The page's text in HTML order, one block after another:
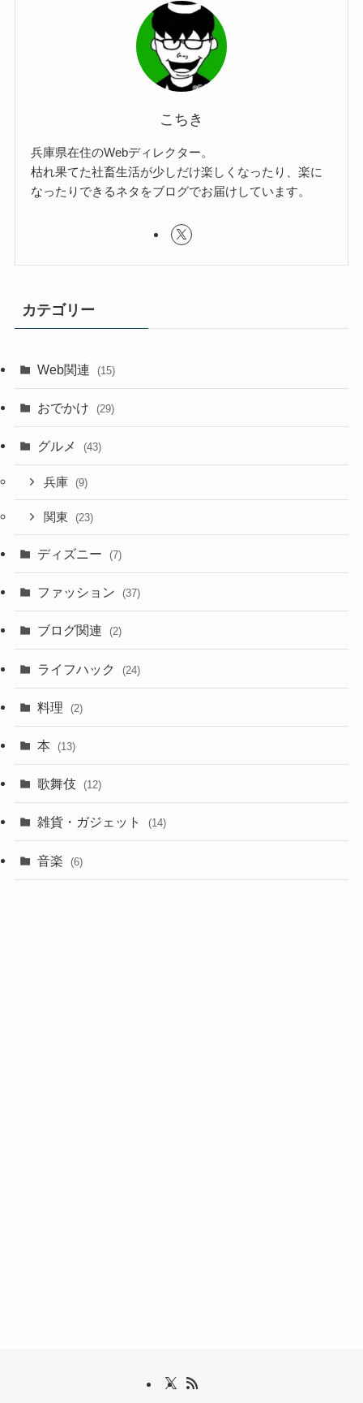
こちき
兵庫県在住のWebディレクター。
枯れ果てた社畜生活が少しだけ楽しくなったり、楽に
なったりできるネタをブログでお届けしています。
カテゴリー
Web関連 (15)
おでかけ (29)
グルメ (43)
兵庫 (9)
関東 (23)
ディズニー (7)
ファッション (37)
ブログ関連 (2)
ライフハック (24)
料理 (2)
本 (13)
歌舞伎 (12)
雑貨・ガジェット (14)
音楽 (6)